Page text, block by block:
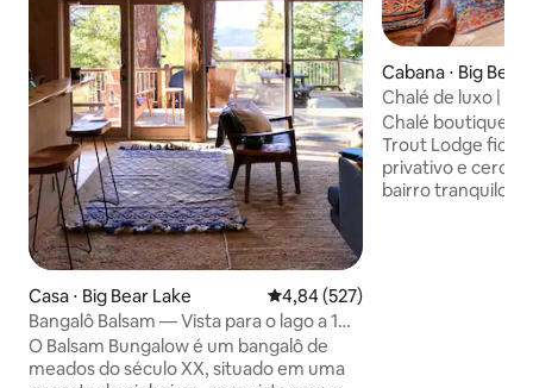
Casa ⋅ Big Bear Lake 4,84 de uma avaliação média de
4,84 (527)
Bangalô Balsam — Vista para o lago a 1
minuto de esqui — Banheira de
hidromassagem
O Balsam Bungalow é um bangalô de
meados do século XX, situado em uma
Cabana ⋅ Big Bear
Chalé de luxo |
jogos | Veículo
Chalé
Trout Lodge fica
privativo e
bairro tranquilo